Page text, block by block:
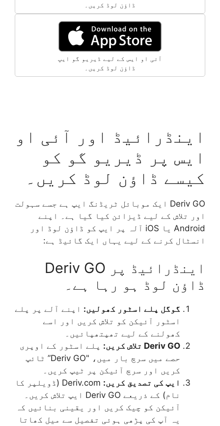
ڈاؤن لوڈ کریں۔
آئی او ایس کے لیے ڈیریو گو ایپ
ڈاؤن لوڈ کریں۔
اینڈرائیڈ اور آئی او
ایس پر ڈیریو گو کو
کیسے ڈاؤن لوڈ کریں۔
Deriv GO ایک موبائل ٹریڈنگ ایپ ہے جسے سہولت
اور تلاش کے لیے ڈیزائن کیا گیا ہے۔ اپنے
Android یا iOS آلہ پر ایپ کو ڈاؤن لوڈ اور
انسٹال کرنے کے لیے یہاں ایک گائیڈ ہے:
اینڈرائیڈ پر Deriv GO
ڈاؤن لوڈ ہو رہا ہے۔
گوگل پلے اسٹور کھولیں: اپنے آلے پر پلے
اسٹور آئیکن کو تلاش کریں اور اسے
کھولنے کے لیے تھپتھپائیں۔
Deriv GO تلاش کریں:
پلے اسٹور کے اوپری
حصے میں سرچ بار میں، "Deriv GO” ٹائپ
کریں اور سرچ آئیکن پر ٹیپ کریں۔
ایپ کی تصدیق کریں:
Deriv.com (ڈویلپر کا
نام) کے ذریعے Deriv GO ایپ تلاش کریں۔
آئیکن کو چیک کریں اور یقینی بنائیں کہ
یہ آپ کی پڑھی ہوئی تفصیل سے میل کھاتا